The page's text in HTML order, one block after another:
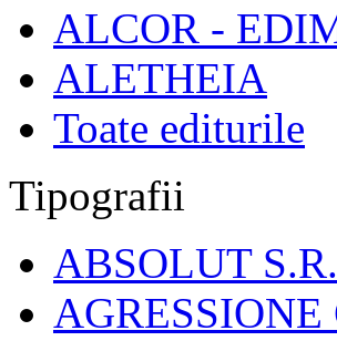
ALCOR -
ALETHEIA
Toate editurile
Tipografii
ABSOLUT
AGRESSIONE